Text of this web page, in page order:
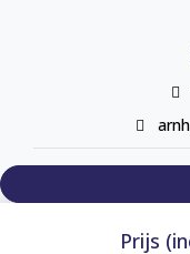
Prijs
Copyright